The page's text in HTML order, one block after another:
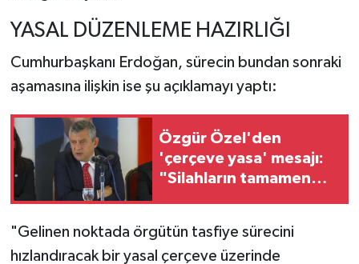
YASAL DÜZENLEME HAZIRLIĞI
Cumhurbaşkanı Erdoğan, sürecin bundan sonraki
aşamasına ilişkin ise şu açıklamayı yaptı:
Özgür Özel'den
'çerçeve yasa' mesajı:
"Silahların tamamen
"Gelinen noktada örgütün tasfiye sürecini
hızlandıracak bir yasal çerçeve üzerinde